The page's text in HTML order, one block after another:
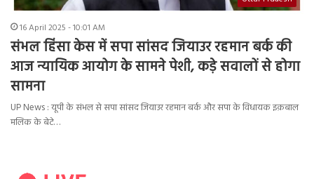
16 April 2025 - 10:01 AM
संभल हिंसा केस में सपा सांसद जियाउर रहमान बर्क की
आज न्यायिक आयोग के सामने पेशी, कड़े सवालों से होगा
सामना
UP News : यूपी के संभल से सपा सांसद जियाउर रहमान बर्क और सपा के विधायक इक़बाल
मलिक के बेटे…